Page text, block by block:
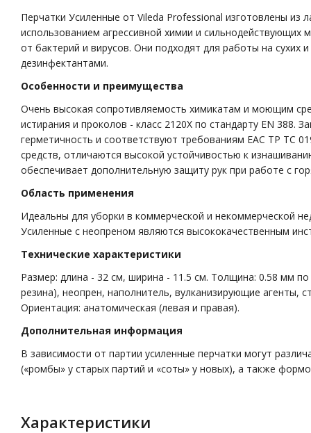
Перчатки Усиленные от Vileda Professional изготовлены
использованием агрессивной химии и
от бактерий и вирусов. Они подходят для работы на
дезинфектантами.
Особенности и преимущества
Очень высокая сопротивляемость химикатам и моющим
истирания и проколов - класс 2120Х по стандарту EN 388.
герметичность и соответствуют требованиям EAC ТР ТС
средств, отличаются высокой устойчивостью к
обеспечивает дополнительную защиту рук при работе с
Область применения
Идеальны для уборки в коммерческой и некоммерческой
Усиленные с неопреном являются высококачественным
Технические характеристики
Размер: длина - 32 см, ширина - 11.5 см. Толщина: 0.58 мм по
резина), неопрен, наполнитель, вулканизирующие агенты,
Ориентация: анатомическая (левая и правая).
Дополнительная информация
В зависимости от партии усиленные перчатки могут
(«ромбы» у старых партий и «соты» у новых), а также
Характеристики